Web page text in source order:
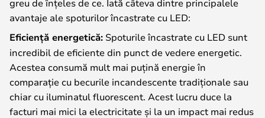
avantaje ale spoturilor încastrate cu LED:
Eficiență energetică: Spoturile încastrate cu LED sunt
incredibil de eficiente din punct de vedere energetic.
Acestea consumă mult mai puțină energie în
comparație cu becurile incandescente tradiționale sau
chiar cu iluminatul fluorescent. Acest lucru duce la
facturi mai mici la electricitate și la un impact mai redus